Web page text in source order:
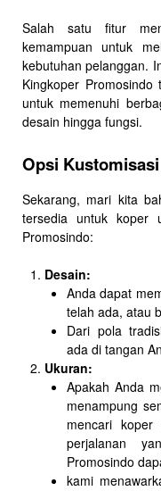
Salah satu fitur
kemampuan untuk
kebutuhan pelanggan.
Kingkoper
untuk memenuhi
desain hingga fungsi.
Opsi
Sekarang, mari kita
tersedia untuk koper
Promosindo:
Desain:
Anda dapat
telah ada, atau
Dari pola
ada di tangan
Ukuran:
Apakah Anda
menampung
mencari
perjalanan
Promosindo
kami